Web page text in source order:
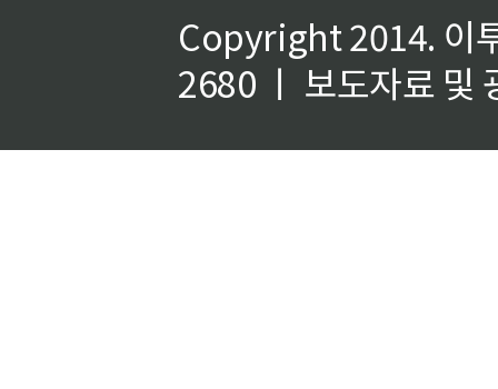
Copyright 2014. 이
2680 ㅣ 보도자료